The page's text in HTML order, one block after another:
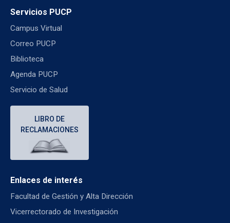
Servicios PUCP
Campus Virtual
Correo PUCP
Biblioteca
Agenda PUCP
Servicio de Salud
LIBRO DE
RECLAMACIONES
Enlaces de interés
Facultad de Gestión y Alta Dirección
Vicerrectorado de Investigación